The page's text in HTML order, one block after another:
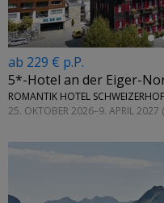
ab 229 € p.P.
5*-Hotel an der Eiger-
ROMANTIK HOTEL
25. OKTOBER 2026–9. APRIL 2027